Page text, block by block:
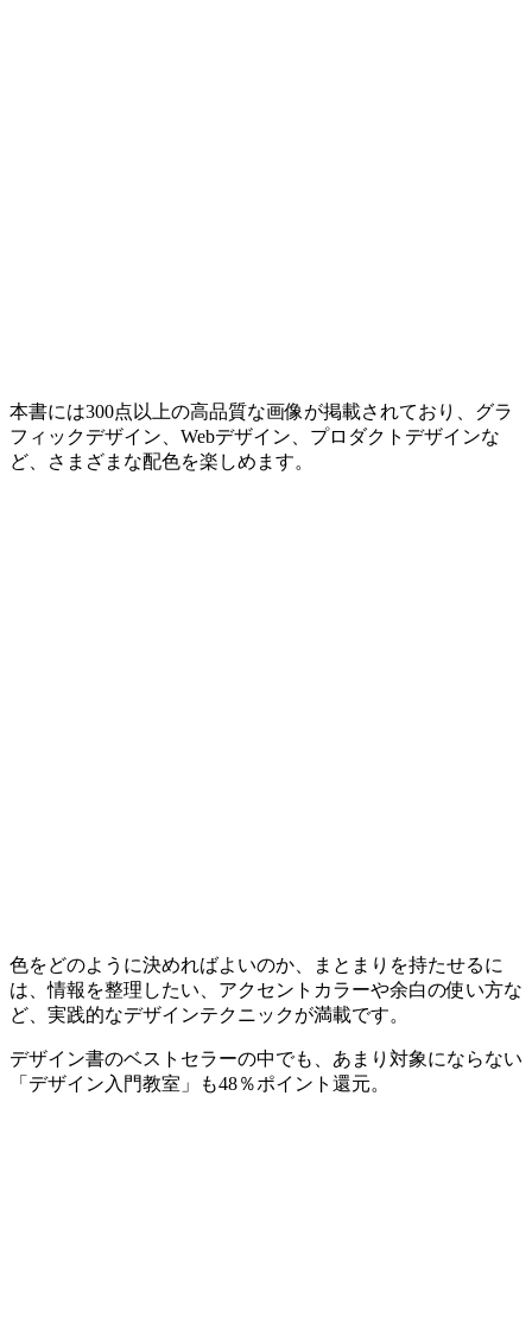
本書には300点以上の高品質な画像が掲載されており、グラ
フィックデザイン、Webデザイン、プロダクトデザインな
ど、さまざまな配色を楽しめます。
色をどのように決めればよいのか、まとまりを持たせるに
は、情報を整理したい、アクセントカラーや余白の使い方な
ど、実践的なデザインテクニックが満載です。
デザイン書のベストセラーの中でも、あまり対象にならない
「デザイン入門教室」も48％ポイント還元。